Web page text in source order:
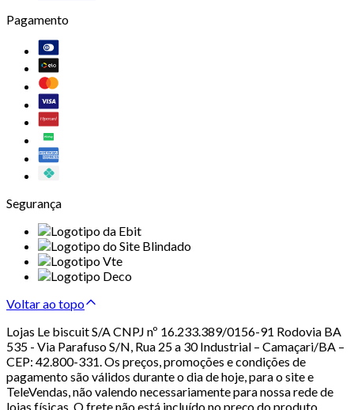
Pagamento
Segurança
Voltar ao topo
Lojas Le biscuit S/A CNPJ nº 16.233.389/0156-91 Rodovia BA
535 - Via Parafuso S/N, Rua 25 a 30 Industrial – Camaçari/BA –
CEP: 42.800-331. Os preços, promoções e condições de
pagamento são válidos durante o dia de hoje, para o site e
TeleVendas, não valendo necessariamente para nossa rede de
lojas físicas. O frete não está incluído no preço do produto.